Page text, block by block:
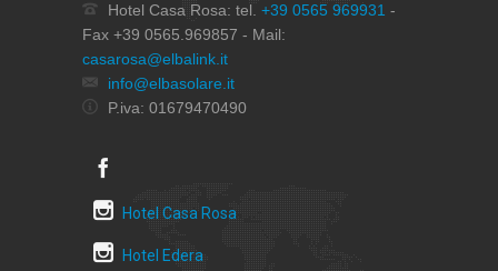
Hotel Casa Rosa: tel. +39 0565 969931 -
Fax +39 0565.969857 - Mail:
casarosa@elbalink.it
info@elbasolare.it
P.iva: 01679470490
Hotel Casa Rosa
Hotel Edera